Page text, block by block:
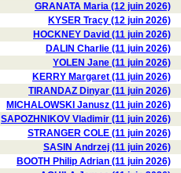
GRANATA Maria (12 juin 2026)
KYSER Tracy (12 juin 2026)
HOCKNEY David (11 juin 2026)
DALIN Charlie (11 juin 2026)
YOLEN Jane (11 juin 2026)
KERRY Margaret (11 juin 2026)
TIRANDAZ Dinyar (11 juin 2026)
MICHALOWSKI Janusz (11 juin 2026)
SAPOZHNIKOV Vladimir (11 juin 2026)
STRANGER COLE (11 juin 2026)
SASIN Andrzej (11 juin 2026)
BOOTH Philip Adrian (11 juin 2026)